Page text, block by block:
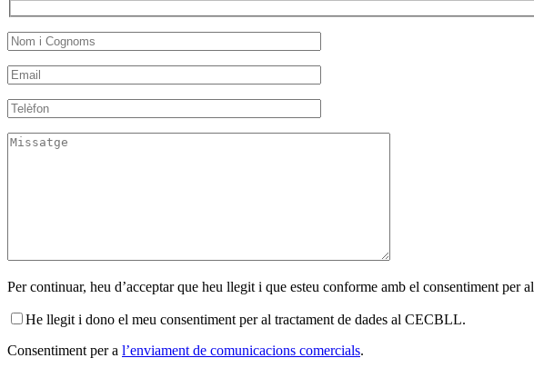
Per continuar, heu d’acceptar que heu llegit i que esteu conforme amb el consentiment per al
He llegit i dono el meu consentiment per al tractament de dades al CECBLL.
Consentiment per a l’enviament de comunicacions comercials.